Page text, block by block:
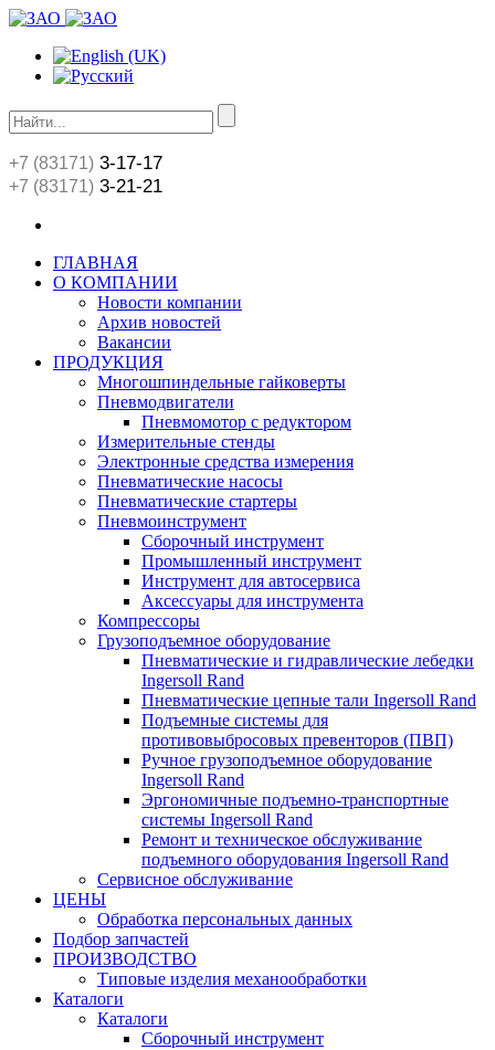
+7 (83171) 3-17-17
+7 (83171) 3-21-21
ГЛАВНАЯ
О КОМПАНИИ
Новости компании
Архив новостей
Вакансии
ПРОДУКЦИЯ
Многошпиндельные гайковерты
Пневмодвигатели
Пневмомотор с редуктором
Измерительные стенды
Электронные средства измерения
Пневматические насосы
Пневматические стартеры
Пневмоинструмент
Сборочный инструмент
Промышленный инструмент
Инструмент для автосервиса
Аксессуары для инструмента
Компрессоры
Грузоподъемное оборудование
Пневматические и гидравлические лебедки
Ingersoll Rand
Пневматические цепные тали Ingersoll Rand
Подъемные системы для
противовыбросовых превенторов (ПВП)
Ручное грузоподъемное оборудование
Ingersoll Rand
Эргономичные подъемно-транспортные
системы Ingersoll Rand
Ремонт и техническое обслуживание
подъемного оборудования Ingersoll Rand
Сервисное обслуживание
ЦЕНЫ
Обработка персональных данных
Подбор запчастей
ПРОИЗВОДСТВО
Типовые изделия механообработки
Каталоги
Каталоги
Сборочный инструмент